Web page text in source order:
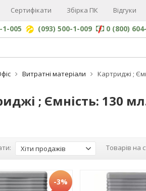
Сертифікати Збірка ПК Відгуки
1-005 (093) 500-1-009 0 (800)
Витратні матеріали Картриджі ;
; Ємність: 130
Хіти продажів Товарів на
-3%